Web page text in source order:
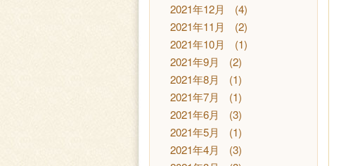
2021年12月
(4)
2021年11月
(2)
2021年10月
(1)
2021年9月
(2)
2021年8月
(1)
2021年7月
(1)
2021年6月
(3)
2021年5月
(1)
2021年4月
(3)